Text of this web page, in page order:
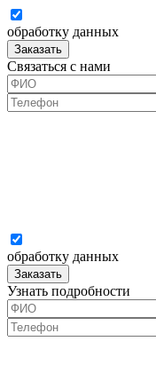
обработку данных
Заказать
Связаться с нами
обработку данных
Заказать
Узнать подробности